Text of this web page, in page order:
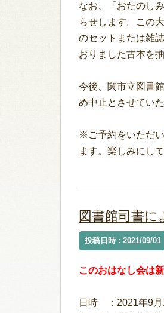
なお、「おたのし
らせします。この
のセットまたは雑
おりました古本を
今後、関市立図書
め中止とさせてい
※ご予約をいただ
ます。楽しみにし
図書館司書
投稿日時 : 2021/09/01
このおはなし会は
日時 ：2021年9